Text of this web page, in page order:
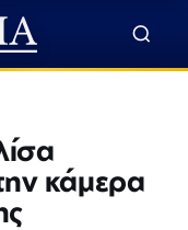
κάμερα